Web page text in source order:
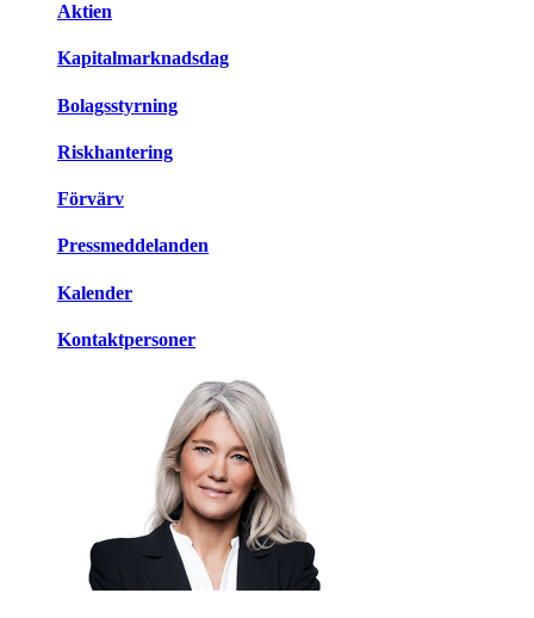
Aktien
Kapitalmarknadsdag
Bolagsstyrning
Riskhantering
Förvärv
Pressmeddelanden
Kalender
Kontaktpersoner